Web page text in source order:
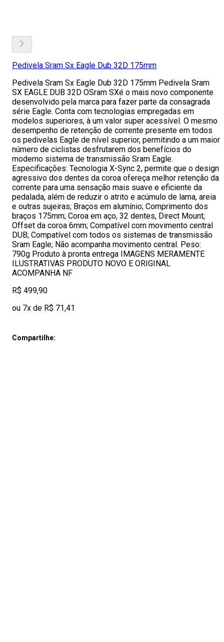
Pedivela Sram Sx Eagle Dub 32D 175mm
Pedivela Sram Sx Eagle Dub 32D 175mm Pedivela Sram
SX EAGLE DUB 32D OSram SXé o mais novo componente
desenvolvido pela marca para fazer parte da consagrada
série Eagle. Conta com tecnologias empregadas em
modelos superiores, à um valor super acessível. O mesmo
desempenho de retenção de corrente presente em todos
os pedivelas Eagle de nível superior, permitindo a um maior
número de ciclistas desfrutarem dos benefícios do
moderno sistema de transmissão Sram Eagle.
Especificações: Tecnologia X-Sync 2, permite que o design
agressivo dos dentes da coroa ofereça melhor retenção da
corrente para uma sensação mais suave e eficiente da
pedalada, além de reduzir o atrito e acúmulo de lama, areia
e outras sujeiras; Braços em alumínio; Comprimento dos
braços 175mm; Coroa em aço, 32 dentes, Direct Mount;
Offset da coroa 6mm; Compatível com movimento central
DUB; Compatível com todos os sistemas de transmissão
Sram Eagle; Não acompanha movimento central. Peso:
790g Produto à pronta entrega IMAGENS MERAMENTE
ILUSTRATIVAS PRODUTO NOVO E ORIGINAL
ACOMPANHA NF
R$ 499,90
ou 7x de R$ 71,41
Compartilhe: